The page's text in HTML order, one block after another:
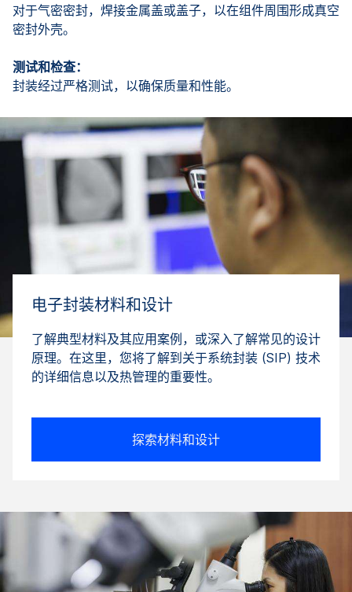
对于气密密封，焊接金属盖或盖子，以在组件周围形成真空
密封外壳。
测试和检查：
封装经过严格测试，以确保质量和性能。
电子封装材料和设计
了解典型材料及其应用案例，或深入了解常见的设计
原理。在这里，您将了解到关于系统封装 (SIP) 技术
的详细信息以及热管理的重要性。
探索材料和设计